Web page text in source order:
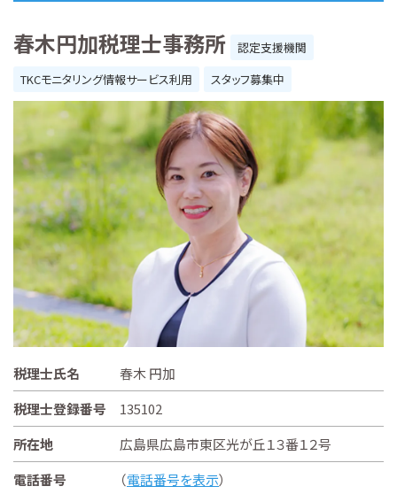
春木円加税理士事務所
認定支援機関
TKCモニタリング情報サービス利用
スタッフ募集中
税理士氏名
春木 円加
税理士登録番号
135102
所在地
広島県広島市東区光が丘１３番１２号
電話番号
（電話番号を表示）